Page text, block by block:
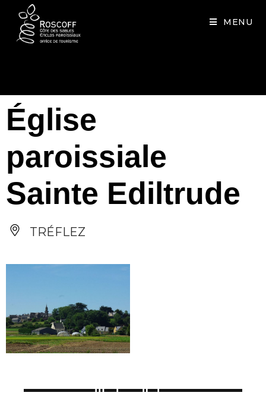
MENU
Église
paroissiale
Sainte Ediltrude
TRÉFLEZ
Cookies management panel